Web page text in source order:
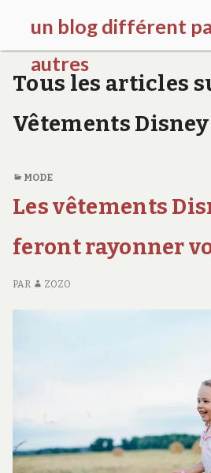
un blog différent
autres
f
c
i
l
d
r
n
.
r
Tous les articles
Vêtements Disney
MODE
Les vêtements
feront rayonner
PAR ZOZO